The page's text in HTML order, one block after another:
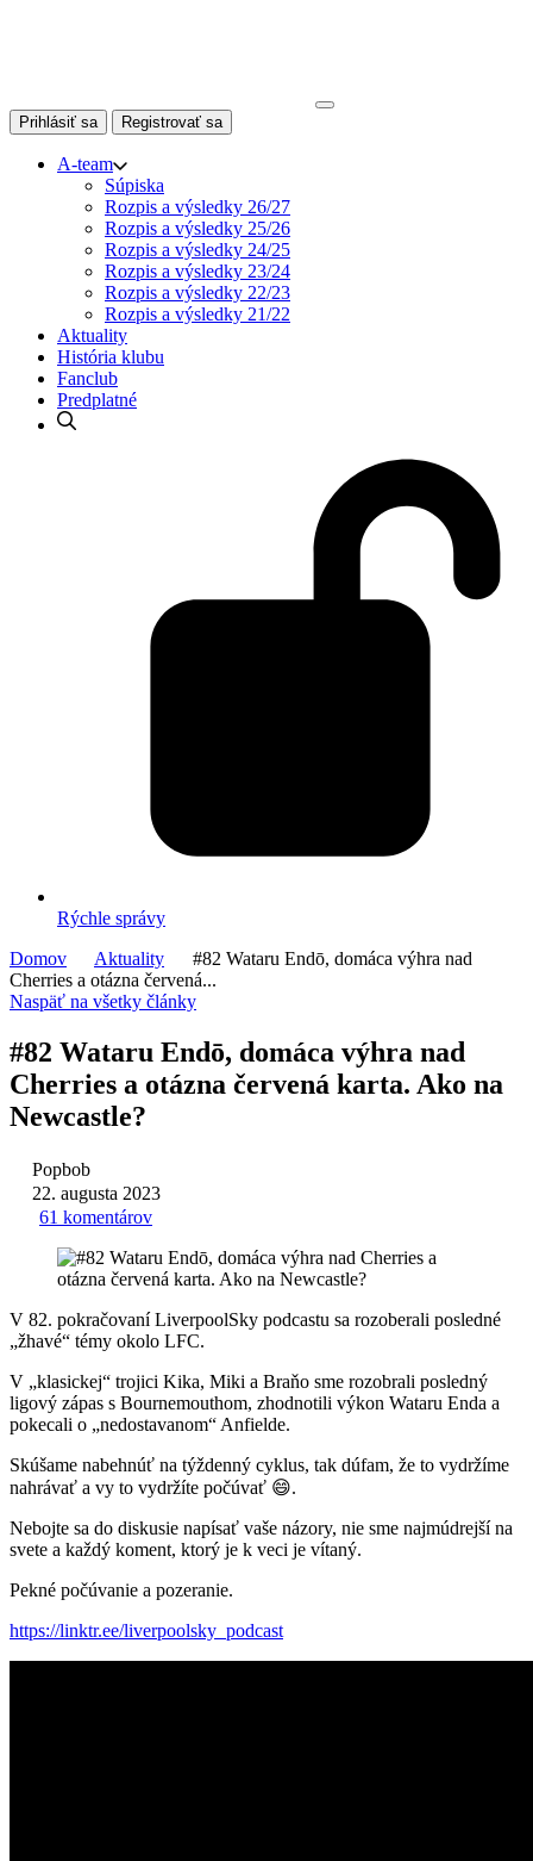
Prihlásiť sa Registrovať sa
A-team
Súpiska
Rozpis a výsledky 26/27
Rozpis a výsledky 25/26
Rozpis a výsledky 24/25
Rozpis a výsledky 23/24
Rozpis a výsledky 22/23
Rozpis a výsledky 21/22
Aktuality
História klubu
Fanclub
Predplatné
Rýchle správy
Domov
Aktuality
#82 Wataru Endō, domáca výhra nad
Cherries a otázna červená...
Naspäť na všetky články
#82 Wataru Endō, domáca výhra nad
Cherries a otázna červená karta. Ako na
Newcastle?
Popbob
22. augusta 2023
61 komentárov
V 82. pokračovaní LiverpoolSky podcastu sa rozoberali posledné
„žhavé“ témy okolo LFC.
V „klasickej“ trojici Kika, Miki a Braňo sme rozobrali posledný
ligový zápas s Bournemouthom, zhodnotili výkon Wataru Enda a
pokecali o „nedostavanom“ Anfielde.
Skúšame nabehnúť na týždenný cyklus, tak dúfam, že to vydržíme
nahrávať a vy to vydržíte počúvať 😄.
Nebojte sa do diskusie napísať vaše názory, nie sme najmúdrejší na
svete a každý koment, ktorý je k veci je vítaný.
Pekné počúvanie a pozeranie.
https://linktr.ee/liverpoolsky_podcast